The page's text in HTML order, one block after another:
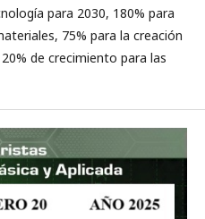
para 2030, 180% para
75% para la creación
de crecimiento para las